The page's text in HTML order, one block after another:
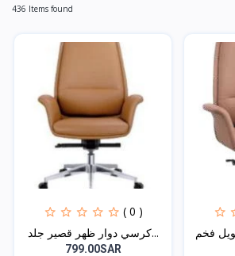
436 Items found
( 0 )
كرسي دوار ظهر قصير جلد...
799.00SAR